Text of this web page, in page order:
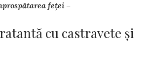
feței –
cu castravete și